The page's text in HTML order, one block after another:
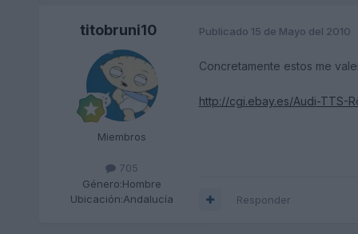
titobruni10
Miembros
705
Género:Hombre
Ubicación:Andalucía
Publicado 15 de Mayo del 2010
Concretamente estos me
http://cgi.ebay.es/Audi-TTS-
Responder